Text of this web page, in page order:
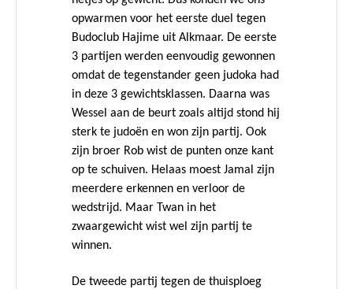
opwarmen voor het eerste duel tegen
Budoclub Hajime uit Alkmaar. De eerste
3 partijen werden eenvoudig gewonnen
omdat de tegenstander geen judoka had
in deze 3 gewichtsklassen. Daarna was
Wessel aan de beurt zoals altijd stond hij
sterk te judoën en won zijn partij. Ook
zijn broer Rob wist de punten onze kant
op te schuiven. Helaas moest Jamal zijn
meerdere erkennen en verloor de
wedstrijd. Maar Twan in het
zwaargewicht wist wel zijn partij te
winnen.
De tweede partij tegen de thuisploeg